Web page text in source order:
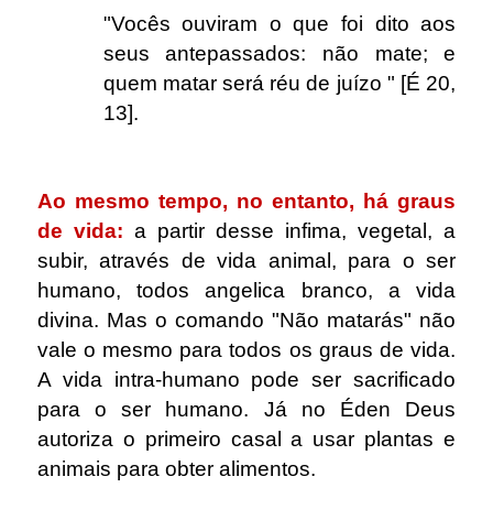
"Vocês ouviram o que foi dito aos
seus antepassados: não mate; e
quem matar será réu de juízo " [É 20,
13].
Ao mesmo tempo, no entanto, há graus
de vida: a partir desse infima, vegetal, a
subir, através de vida animal, para o ser
humano, todos angelica branco, a vida
divina. Mas o comando "Não matarás" não
vale o mesmo para todos os graus de vida.
A vida intra-humano pode ser sacrificado
para o ser humano. Já no Éden Deus
autoriza o primeiro casal a usar plantas e
animais para obter alimentos.